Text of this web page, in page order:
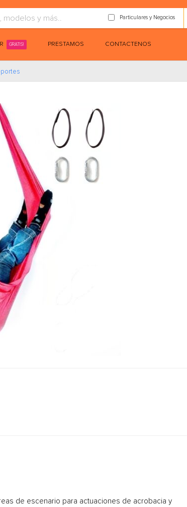
Particulares y Negocios
GRATIS! PRESTAMOS CONTACTENOS
de escenario para actuaciones de acrobacia y